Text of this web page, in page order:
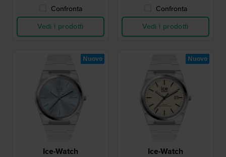
Confronta
Vedi i prodotti
Confronta
Vedi i prodotti
Ice-Watch
Nuovo
Ice-Watch
Nuovo